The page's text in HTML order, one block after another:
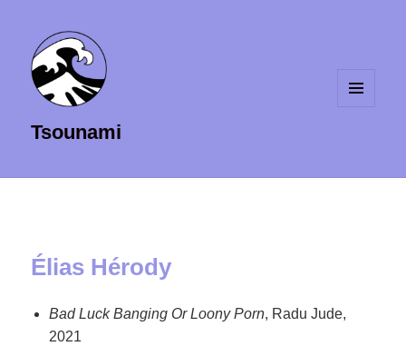
Tsounami
Élias Hérody
Bad Luck Banging Or Loony Porn, Radu Jude,
2021